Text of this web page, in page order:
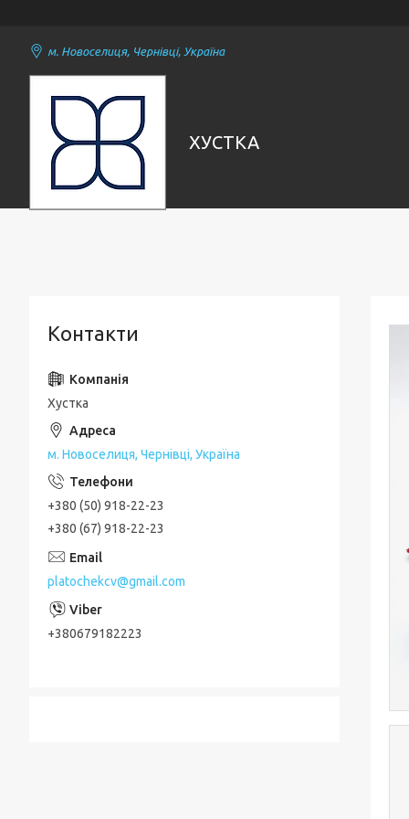
м. Новоселиця, Чернівці, Україна
ХУСТКА
Контакти
Хустка
м. Новоселиця, Чернівці, Україна
+380 (50) 918-22-23
+380 (67) 918-22-23
platochekcv@gmail.com
+380679182223